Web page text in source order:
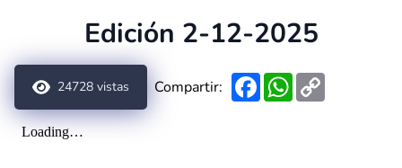
Edición 2-12-2025
24728 vistas Compartir: FacebookWhatsApp